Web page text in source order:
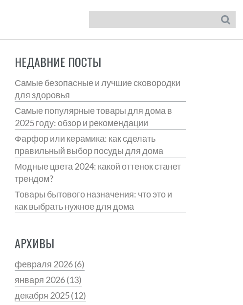
НЕДАВНИЕ ПОСТЫ
Самые безопасные и лучшие сковородки
для здоровья
Самые популярные товары для дома в
2025 году: обзор и рекомендации
Фарфор или керамика: как сделать
правильный выбор посуды для дома
Модные цвета 2024: какой оттенок станет
трендом?
Товары бытового назначения: что это и
как выбрать нужное для дома
АРХИВЫ
февраля 2026(6)
января 2026(13)
декабря 2025(12)